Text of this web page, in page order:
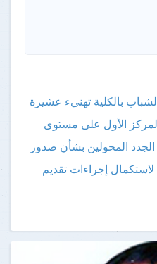
بالكلية تهنيء عشيرة
الأول على مستوى
المحولين بشأن صدور
إجراءات تقديم